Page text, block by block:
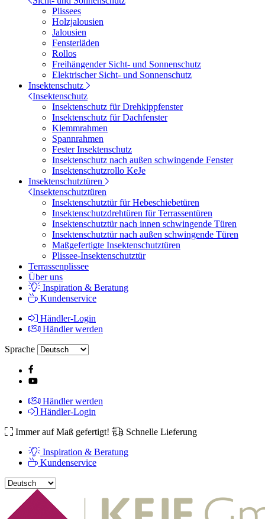
Plissees
Holzjalousien
Jalousien
Fensterläden
Rollos
Freihängender Sicht- und Sonnenschutz
Elektrischer Sicht- und Sonnenschutz
Insektenschutz
Insektenschutz
Insektenschutz für Drehkippfenster
Insektenschutz für Dachfenster
Klemmrahmen
Spannrahmen
Fester Insektenschutz
Insektenschutz nach außen schwingende Fenster
Insektenschutzrollo KeJe
Insektenschutztüren
Insektenschutztüren
Insektenschutztür für Hebeschiebetüren
Insektenschutzdrehtüren für Terrassentüren
Insektenschutztür nach innen schwingende Türen
Insektenschutztür nach außen schwingende Türen
Maßgefertigte Insektenschutztüren
Plissee-Insektenschutztür
Terrassenplissee
Über uns
Inspiration & Beratung
Kundenservice
Händler-Login
Händler werden
Sprache
Händler werden
Händler-Login
Immer auf Maß gefertigt!
Schnelle Lieferung
Inspiration & Beratung
Kundenservice